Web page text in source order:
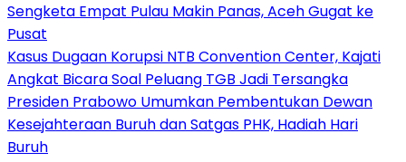
Sengketa Empat Pulau Makin Panas, Aceh Gugat ke
Pusat
Kasus Dugaan Korupsi NTB Convention Center, Kajati
Angkat Bicara Soal Peluang TGB Jadi Tersangka
Presiden Prabowo Umumkan Pembentukan Dewan
Kesejahteraan Buruh dan Satgas PHK, Hadiah Hari
Buruh